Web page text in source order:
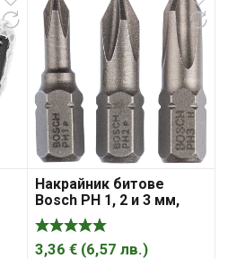
Накрайник битове
Bosch PH 1, 2 и 3 мм,
1/4″, 25 мм, 3 бр., Extra
Hard
3,36 € (6,57 лв.)